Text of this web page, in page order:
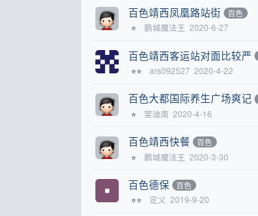
百色靖西凤凰路站街 百色
⭐ 鹏城魔法王 2020-6-27
百色靖西客运站对面比较严
⭐⭐ ars092527 2020-4-22
百色大都国际养生广场爽记
⭐ 斐迪南 2020-4-16
百色靖西快餐 百色
⭐ 鹏城魔法王 2020-3-30
百色德保 百色
⭐⭐ 定义 2019-9-20